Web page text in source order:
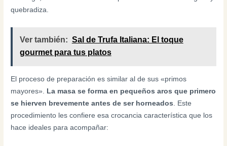
quebradiza.
Ver también: Sal de Trufa Italiana: El toque
gourmet para tus platos
El proceso de preparación es similar al de sus «primos
mayores».
La masa se forma en pequeños aros que primero
se hierven brevemente antes de ser horneados . Este
procedimiento les confiere esa crocancia característica que los
hace ideales para acompañar: